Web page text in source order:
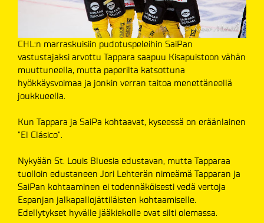
CHL:n marraskuisiin pudotuspeleihin SaiPan
vastustajaksi arvottu Tappara saapuu Kisapuistoon vähän
muuttuneella, mutta paperilta katsottuna
hyökkäysvoimaa ja jonkin verran taitoa menettäneellä
joukkueella.
Kun Tappara ja SaiPa kohtaavat, kyseessä on eräänlainen
"El Clásico".
Nykyään St. Louis Bluesia edustavan, mutta Tapparaa
tuolloin edustaneen Jori Lehterän nimeämä Tapparan ja
SaiPan kohtaaminen ei todennäköisesti vedä vertoja
Espanjan jalkapallojättiläisten kohtaamiselle.
Edellytykset hyvälle jääkiekolle ovat silti olemassa.